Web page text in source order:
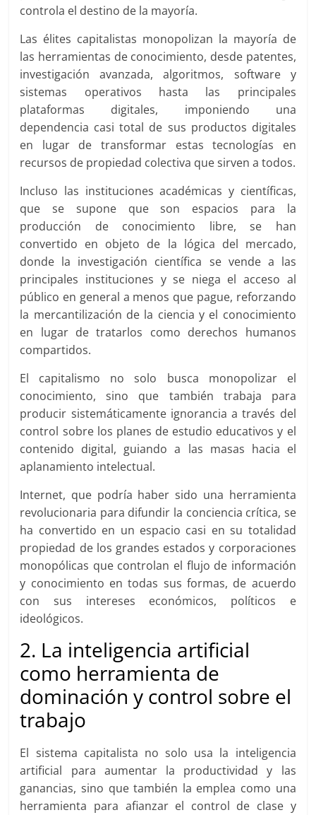
controla el destino de la mayoría.
Las élites capitalistas monopolizan la mayoría de
las herramientas de conocimiento, desde patentes,
investigación avanzada, algoritmos, software y
sistemas operativos hasta las principales
plataformas digitales, imponiendo una
dependencia casi total de sus productos digitales
en lugar de transformar estas tecnologías en
recursos de propiedad colectiva que sirven a todos.
Incluso las instituciones académicas y científicas,
que se supone que son espacios para la
producción de conocimiento libre, se han
convertido en objeto de la lógica del mercado,
donde la investigación científica se vende a las
principales instituciones y se niega el acceso al
público en general a menos que pague, reforzando
la mercantilización de la ciencia y el conocimiento
en lugar de tratarlos como derechos humanos
compartidos.
El capitalismo no solo busca monopolizar el
conocimiento, sino que también trabaja para
producir sistemáticamente ignorancia a través del
control sobre los planes de estudio educativos y el
contenido digital, guiando a las masas hacia el
aplanamiento intelectual.
Internet, que podría haber sido una herramienta
revolucionaria para difundir la conciencia crítica, se
ha convertido en un espacio casi en su totalidad
propiedad de los grandes estados y corporaciones
monopólicas que controlan el flujo de información
y conocimiento en todas sus formas, de acuerdo
con sus intereses económicos, políticos e
ideológicos.
2. La inteligencia artificial
como herramienta de
dominación y control sobre el
trabajo
El sistema capitalista no solo usa la inteligencia
artificial para aumentar la productividad y las
ganancias, sino que también la emplea como una
herramienta para afianzar el control de clase y